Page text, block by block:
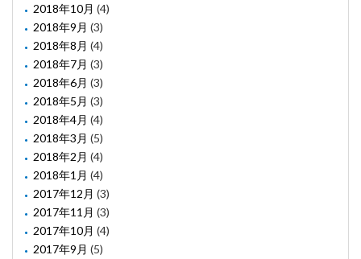
2018年10月 (4)
2018年9月 (3)
2018年8月 (4)
2018年7月 (3)
2018年6月 (3)
2018年5月 (3)
2018年4月 (4)
2018年3月 (5)
2018年2月 (4)
2018年1月 (4)
2017年12月 (3)
2017年11月 (3)
2017年10月 (4)
2017年9月 (5)